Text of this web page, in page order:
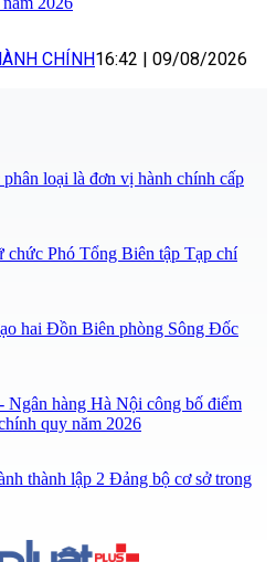
CHÍNH16:42 | 09/08/2026
loại là đơn vị hành chính cấp
Phó Tổng Biên tập Tạp chí
hai Đồn Biên phòng Sông Đốc
hàng Hà Nội công bố điểm
quy năm 2026
thành lập 2 Đảng bộ cơ sở trong